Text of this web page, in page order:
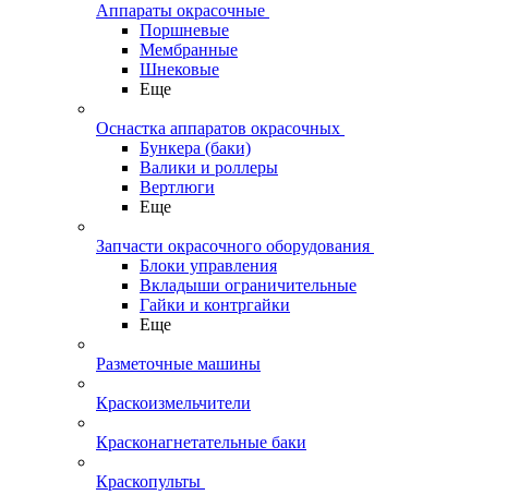
Аппараты окрасочные
Поршневые
Мембранные
Шнековые
Еще
Оснастка аппаратов окрасочных
Бункера (баки)
Валики и роллеры
Вертлюги
Еще
Запчасти окрасочного оборудования
Блоки управления
Вкладыши ограничительные
Гайки и контргайки
Еще
Разметочные машины
Краскоизмельчители
Красконагнетательные баки
Краскопульты